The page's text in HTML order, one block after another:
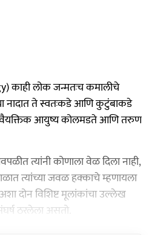
काही लोक जन्मतःच कमालीचे
नादात ते स्वतःकडे आणि कुटुंबाकडे
वैयक्तिक आयुष्य कोलमडते आणि तरुण
त्यांनी कोणाला वेळ दिला नाही,
त्यांच्या जवळ हक्काचे म्हणायला
दोन विशिष्ट मूलांकांचा उल्लेख
ठरलेला असतो.